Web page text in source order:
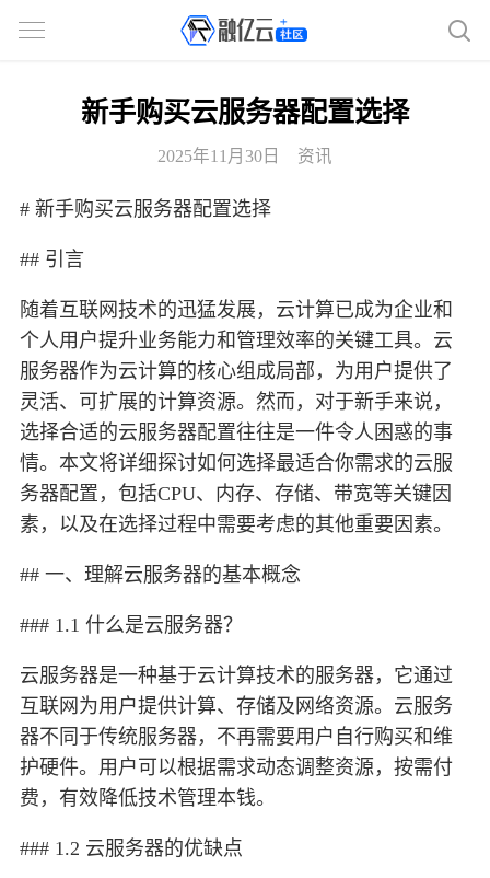
新手购买云服务器配置选择
2025年11月30日 资讯
# 新手购买云服务器配置选择
## 引言
随着互联网技术的迅猛发展，云计算已成为企业和
个人用户提升业务能力和管理效率的关键工具。云
服务器作为云计算的核心组成局部，为用户提供了
灵活、可扩展的计算资源。然而，对于新手来说，
选择合适的云服务器配置往往是一件令人困惑的事
情。本文将详细探讨如何选择最适合你需求的云服
务器配置，包括CPU、内存、存储、带宽等关键因
素，以及在选择过程中需要考虑的其他重要因素。
## 一、理解云服务器的基本概念
### 1.1 什么是云服务器？
云服务器是一种基于云计算技术的服务器，它通过
互联网为用户提供计算、存储及网络资源。云服务
器不同于传统服务器，不再需要用户自行购买和维
护硬件。用户可以根据需求动态调整资源，按需付
费，有效降低技术管理本钱。
### 1.2 云服务器的优缺点